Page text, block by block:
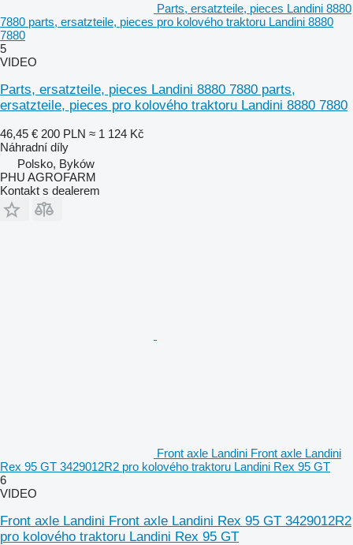
Parts, ersatzteile, pieces Landini 8880
7880 parts, ersatzteile, pieces pro kolového traktoru Landini 8880
7880
5
VIDEO
Parts, ersatzteile, pieces Landini 8880 7880 parts,
ersatzteile, pieces pro kolového traktoru Landini 8880 7880
46,45 € 200 PLN ≈ 1 124 Kč
Náhradní díly
Polsko, Byków
PHU AGROFARM
Kontakt s dealerem
Front axle Landini Front axle Landini
Rex 95 GT 3429012R2 pro kolového traktoru Landini Rex 95 GT
6
VIDEO
Front axle Landini Front axle Landini Rex 95 GT 3429012R2
pro kolového traktoru Landini Rex 95 GT